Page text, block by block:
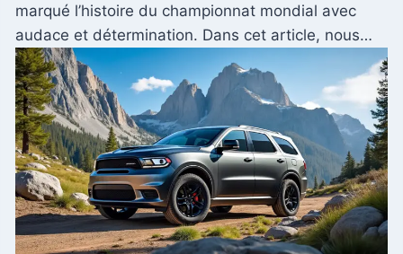
marqué l’histoire du championnat mondial avec
audace et détermination. Dans cet article, nous…